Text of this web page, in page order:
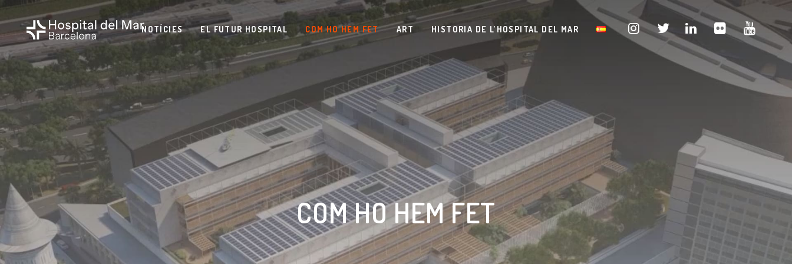
NOTÍCIES EL FUTUR HOSPITAL COM HO HEM FET ART HISTORIA DE L’HOSPITAL DEL MAR
COM HO HEM FET